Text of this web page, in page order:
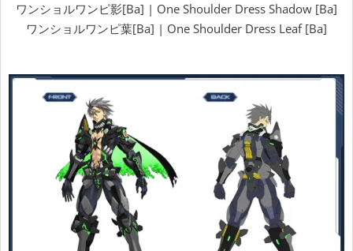
ワンショルワンピ影[Ba] | One Shoulder Dress Shadow [Ba]
ワンショルワンピ葉[Ba] | One Shoulder Dress Leaf [Ba]